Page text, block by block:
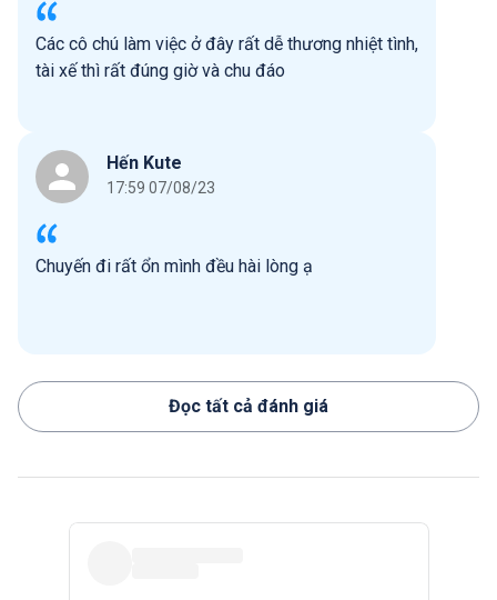
Các cô chú làm việc ở đây rất dễ thương nhiệt tình,
tài xế thì rất đúng giờ và chu đáo
Hến Kute
17:59 07/08/23
Chuyến đi rất ổn mình đều hài lòng ạ
Đọc tất cả đánh giá